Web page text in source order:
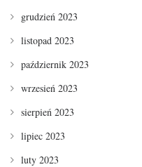
grudzień 2023
listopad 2023
październik 2023
wrzesień 2023
sierpień 2023
lipiec 2023
luty 2023